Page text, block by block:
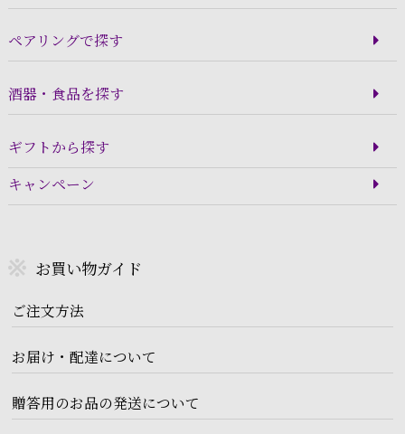
ペアリングで探す
酒器・食品を探す
ギフトから探す
キャンペーン
お買い物ガイド
ご注文方法
お届け・配達について
贈答用のお品の発送について